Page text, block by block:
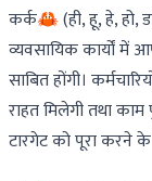
कर्क🦀 (ही, हू, हे, हो,
व्यवसायिक कार्यों में
साबित होंगी।
राहत मिलेगी तथा
टारगेट को पूरा करने के